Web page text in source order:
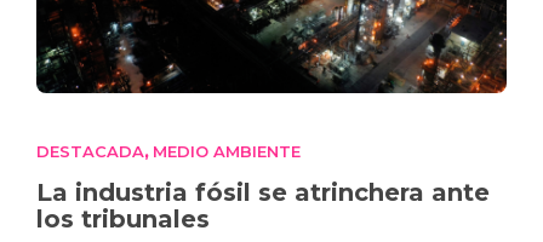
DESTACADA, MEDIO AMBIENTE
La industria fósil se atrinchera ante
los tribunales